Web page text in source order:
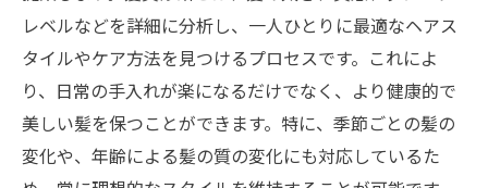
レベルなどを詳細に分析し、一人ひとりに最適なヘアス
タイルやケア方法を見つけるプロセスです。これによ
り、日常の手入れが楽になるだけでなく、より健康的で
美しい髪を保つことができます。特に、季節ごとの髪の
変化や、年齢による髪の質の変化にも対応しているた